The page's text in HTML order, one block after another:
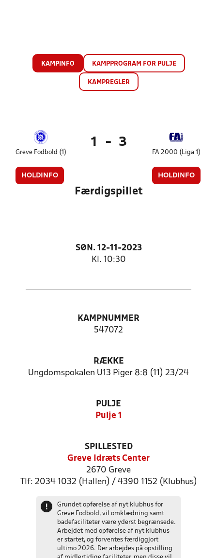
KAMPINFO KAMPPROGRAM FOR PULJE
KAMPREGLER
Greve Fodbold (1)
HOLDINFO
1 - 3
FA 2000 (Liga 1)
HOLDINFO
Færdigspillet
SØN. 12-11-2023
Kl. 10:30
KAMPNUMMER
547072
RÆKKE
Ungdomspokalen U13 Piger 8:8 (11) 23/24
PULJE
Pulje 1
SPILLESTED
Greve Idræts Center
2670 Greve
Tlf: 2034 1032 (Hallen) / 4390 1152 (Klubhus)
!
Grundet opførelse af nyt klubhus for
Greve Fodbold, vil omklædning samt
badefaciliteter være yderst begrænsede.
Arbejdet med opførelse af nyt klubhus
er startet, og forventes færdiggjort
ultimo 2026. Der arbejdes på opstilling